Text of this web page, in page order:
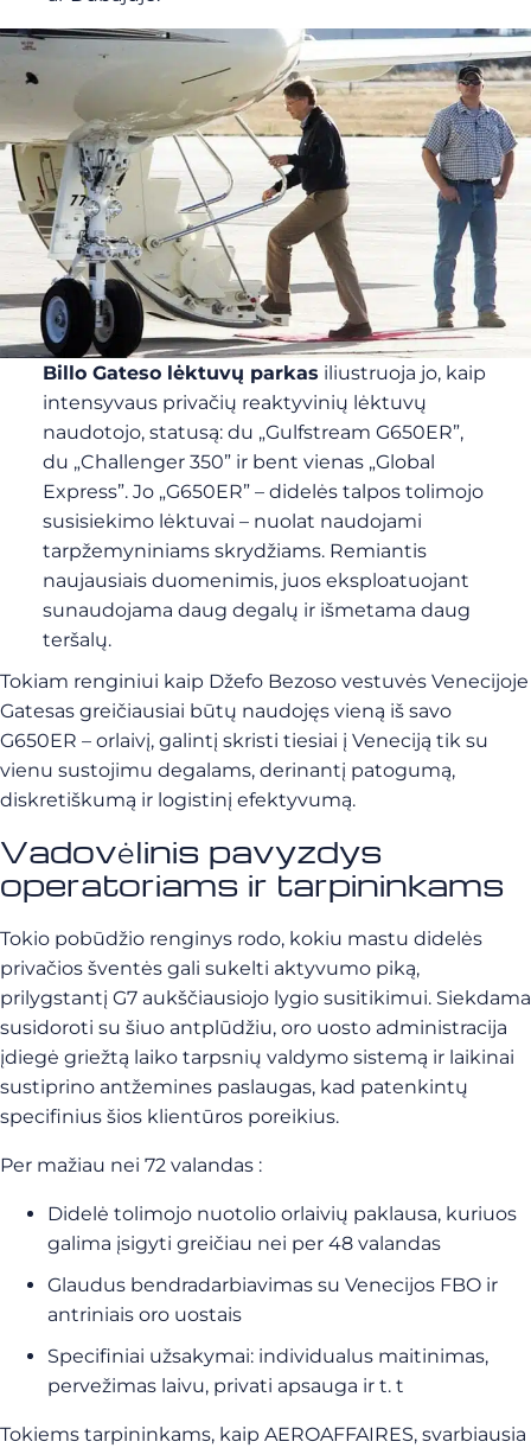
Billo Gateso lėktuvų parkas iliustruoja jo, kaip
intensyvaus privačių reaktyvinių lėktuvų
naudotojo, statusą: du „Gulfstream G650ER”,
du „Challenger 350” ir bent vienas „Global
Express”. Jo „G650ER” – didelės talpos tolimojo
susisiekimo lėktuvai – nuolat naudojami
tarpžemyniniams skrydžiams. Remiantis
naujausiais duomenimis, juos eksploatuojant
sunaudojama daug degalų ir išmetama daug
teršalų.
Tokiam renginiui kaip Džefo Bezoso vestuvės Venecijoje
Gatesas greičiausiai būtų naudojęs vieną iš savo
G650ER – orlaivį, galintį skristi tiesiai į Veneciją tik su
vienu sustojimu degalams, derinantį patogumą,
diskretiškumą ir logistinį efektyvumą.
Vadovėlinis pavyzdys
operatoriams ir tarpininkams
Tokio pobūdžio renginys rodo, kokiu mastu didelės
privačios šventės gali sukelti aktyvumo piką,
prilygstantį G7 aukščiausiojo lygio susitikimui. Siekdama
susidoroti su šiuo antplūdžiu, oro uosto administracija
įdiegė griežtą laiko tarpsnių valdymo sistemą ir laikinai
sustiprino antžemines paslaugas, kad patenkintų
specifinius šios klientūros poreikius.
Per mažiau nei 72 valandas :
Didelė tolimojo nuotolio orlaivių paklausa, kuriuos
galima įsigyti greičiau nei per 48 valandas
Glaudus bendradarbiavimas su Venecijos FBO ir
antriniais oro uostais
Specifiniai užsakymai: individualus maitinimas,
pervežimas laivu, privati apsauga ir t. t
Tokiems tarpininkams, kaip AEROAFFAIRES, svarbiausia